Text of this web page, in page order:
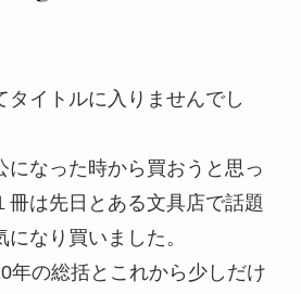
タイトルに入りませんでし
になった時から買おうと思っ
冊は先日とある文具店で話題
なり買いました。
年の総括とこれから少しだけ